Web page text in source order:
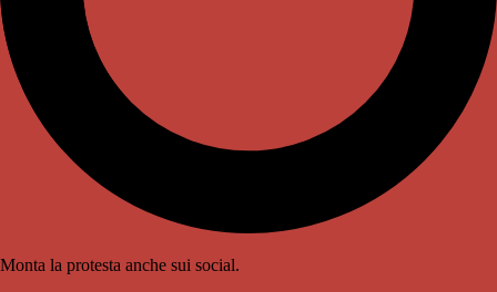
Monta la protesta anche sui social.